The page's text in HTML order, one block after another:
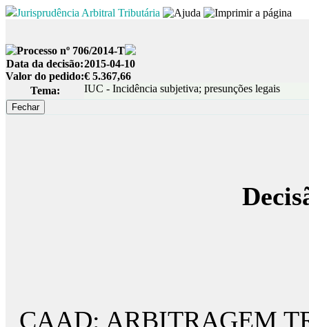
Jurisprudência Arbitral Tributária
Processo nº 706/2014-T
Data da decisão:2015-04-10
Valor do pedido:€ 5.367,66
Tema:
IUC - Incidência subjetiva; presunções legais
CAAD: ARBITRAGEM